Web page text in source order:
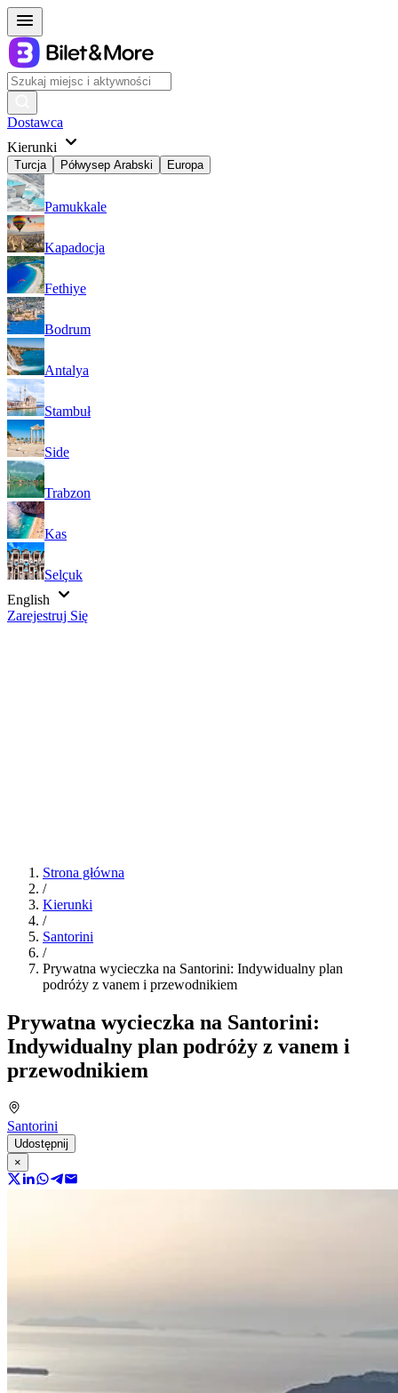
Dostawca
Kierunki
Turcja Półwysep Arabski Europa
Pamukkale
Kapadocja
Fethiye
Bodrum
Antalya
Stambuł
Side
Trabzon
Kas
Selçuk
English
Zarejestruj Się
Strona główna
/
Kierunki
/
Santorini
/
Prywatna wycieczka na Santorini: Indywidualny plan
podróży z vanem i przewodnikiem
Prywatna wycieczka na Santorini:
Indywidualny plan podróży z vanem i
przewodnikiem
Santorini
Udostępnij
×